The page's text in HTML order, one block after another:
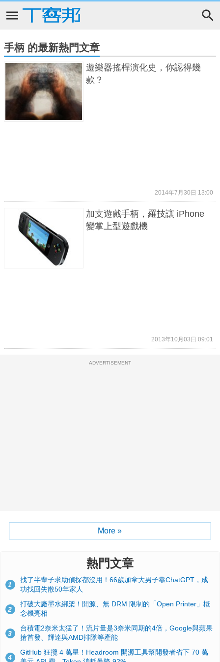
手柄 的最新熱門文章
遊樂器搖桿演化史，你認得幾
款？
2014年7月30日 13:00
加支遊戲手柄，羅技讓 iPhone
變掌上型遊戲機
2013年10月03日 09:01
ADVERTISEMENT
More »
熱門文章
1
找了半輩子求助偵探都沒用！66歲加拿大男子靠ChatGPT，成
功找回失散50年家人
2
打破大廠墨水綁架！開源、無 DRM 限制的「Open Printer」概
念機亮相
3
台積電2奈米太猛了！流片量是3奈米同期的4倍，Google與蘋果
搶首發、輝達與AMD排隊等產能
4
GitHub 狂攬 4 萬星！Headroom 開源工具幫開發者省下 70 萬